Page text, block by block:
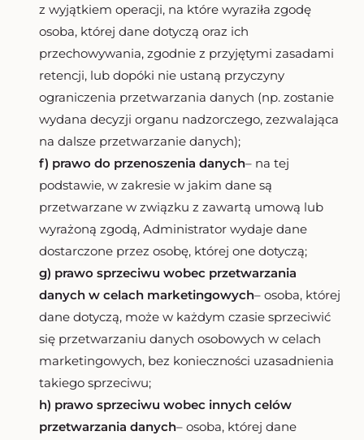
z wyjątkiem operacji, na które wyraziła zgodę
osoba, której dane dotyczą oraz ich
przechowywania, zgodnie z przyjętymi zasadami
retencji, lub dopóki nie ustaną przyczyny
ograniczenia przetwarzania danych (np. zostanie
wydana decyzji organu nadzorczego, zezwalająca
na dalsze przetwarzanie danych);
f) prawo do przenoszenia danych– na tej
podstawie, w zakresie w jakim dane są
przetwarzane w związku z zawartą umową lub
wyrażoną zgodą, Administrator wydaje dane
dostarczone przez osobę, której one dotyczą;
g) prawo sprzeciwu wobec przetwarzania
danych w celach marketingowych– osoba, której
dane dotyczą, może w każdym czasie sprzeciwić
się przetwarzaniu danych osobowych w celach
marketingowych, bez konieczności uzasadnienia
takiego sprzeciwu;
h) prawo sprzeciwu wobec innych celów
przetwarzania danych– osoba, której dane